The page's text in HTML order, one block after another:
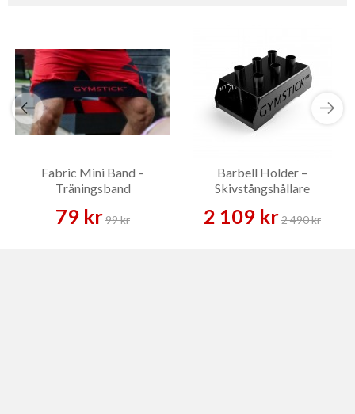
Fabric Mini Band –
Träningsband
79 kr99 kr
Barbell Holder –
Skivstångshållare
2 109 kr2 490 kr